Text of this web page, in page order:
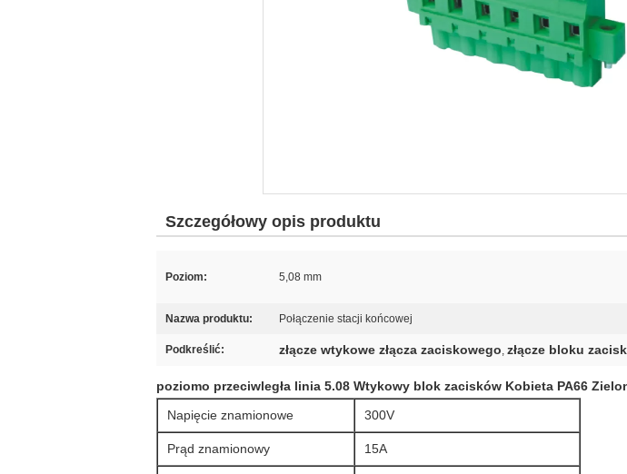
Szczegółowy opis produktu
Poziom: 5,08 mm
Nazwa produktu: Połączenie stacji końcowej
Podkreślić: złącze wtykowe złącza zaciskowego, złącze bloku
poziomo przeciwległa linia 5.08 Wtykowy blok zacisków Kobieta PA66
Napięcie znamionowe
300V
Prąd znamionowy 15A